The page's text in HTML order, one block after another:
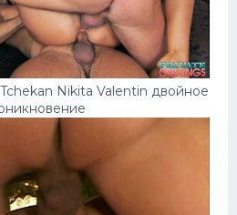
Nikita Valentin двойное